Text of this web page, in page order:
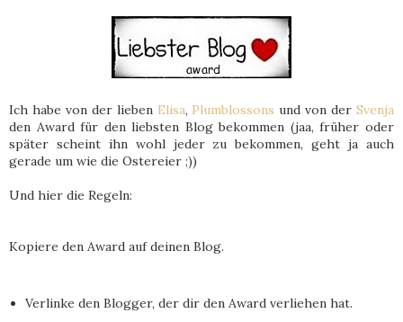
Ich habe von der lieben Elisa, Plumblossons und von derSvenja
den Award für den liebsten Blog bekommen (jaa, früher oder
später scheint ihn wohl jeder zu bekommen, geht ja auch
gerade um wie die Ostereier ;))
Und hier die Regeln:
Kopiere den Award auf deinen Blog.
Verlinke den Blogger, der dir den Award verliehen hat.